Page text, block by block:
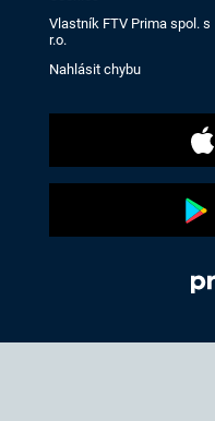
Vlastník FTV Prima spol. s
r.o.
Nahlásit chybu